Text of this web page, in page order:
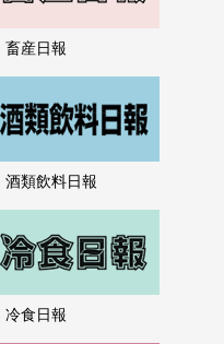
畜産日報
酒類飲料日報
冷食日報